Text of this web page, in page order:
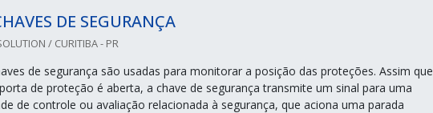
DE SEGURANÇA
/ CURITIBA - PR
de segurança são usadas para monitorar a posição das proteções. Assim que
de proteção é aberta, a chave de segurança transmite um sinal para uma
de controle ou avaliação relacionada à segurança, que aciona uma parada